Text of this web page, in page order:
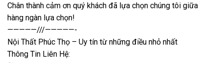
Chân thành cảm ơn quý khách đã lựa chọn chúng tôi giữa
hàng ngàn lựa chọn!
—————///—————-
Nội Thất Phúc Thọ – Uy tín từ những điều nhỏ nhất
Thông Tin Liên Hệ: